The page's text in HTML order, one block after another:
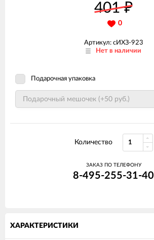
401₽
0
Артикул: сИХЗ-923
Нет в наличии
Подарочная упаковка
Количество
ЗАКАЗ ПО ТЕЛЕФОНУ
8-495-255-31-40
ХАРАКТЕРИСТИКИ